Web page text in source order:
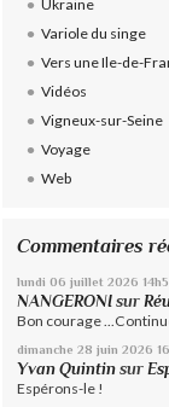
Ukraine
Variole du singe
Vers une Ile-de-
Vidéos
Vigneux-sur-Seine
Voyage
Web
Commentaires
lundi 06 juillet 2026
NANGERONI sur
Bon courage
dimanche 28 juin 2026
Yvan Quintin sur
Espérons-le !